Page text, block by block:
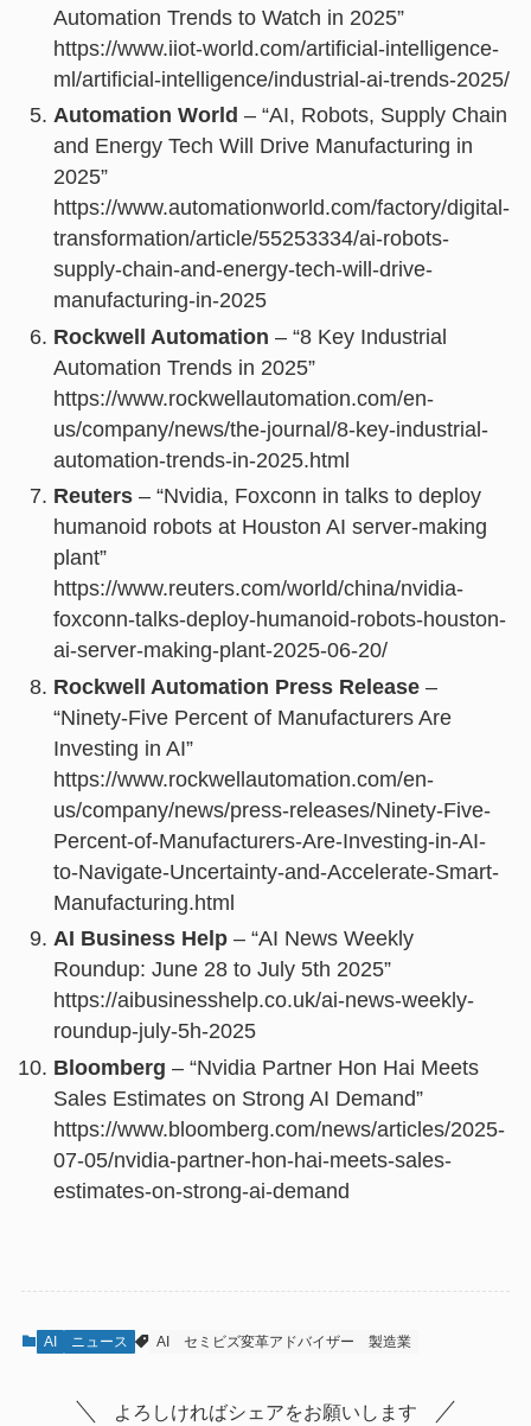
Automation Trends to Watch in 2025”
https://www.iiot-world.com/artificial-intelligence-
ml/artificial-intelligence/industrial-ai-trends-2025/
Automation World – “AI, Robots, Supply Chain
and Energy Tech Will Drive Manufacturing in
2025”
https://www.automationworld.com/factory/digital-
transformation/article/55253334/ai-robots-
supply-chain-and-energy-tech-will-drive-
manufacturing-in-2025
Rockwell Automation – “8 Key Industrial
Automation Trends in 2025”
https://www.rockwellautomation.com/en-
us/company/news/the-journal/8-key-industrial-
automation-trends-in-2025.html
Reuters– “Nvidia, Foxconn in talks to deploy
humanoid robots at Houston AI server-making
plant”
https://www.reuters.com/world/china/nvidia-
foxconn-talks-deploy-humanoid-robots-houston-
ai-server-making-plant-2025-06-20/
Rockwell Automation Press Release–
“Ninety-Five Percent of Manufacturers Are
Investing in AI”
https://www.rockwellautomation.com/en-
us/company/news/press-releases/Ninety-Five-
Percent-of-Manufacturers-Are-Investing-in-AI-
to-Navigate-Uncertainty-and-Accelerate-Smart-
Manufacturing.html
AI Business Help– “AI News Weekly
Roundup: June 28 to July 5th 2025”
https://aibusinesshelp.co.uk/ai-news-weekly-
roundup-july-5h-2025
Bloomberg – “Nvidia Partner Hon Hai Meets
Sales Estimates on Strong AI Demand”
https://www.bloomberg.com/news/articles/2025-
07-05/nvidia-partner-hon-hai-meets-sales-
estimates-on-strong-ai-demand
AI ニュース AI セミビズ変革アドバイザー 製造業
よろしければシェアをお願いします